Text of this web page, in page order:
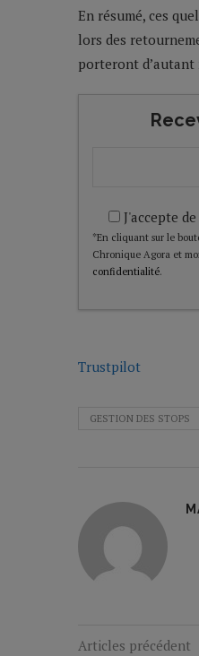
En résumé, ces
lors des
porteront d’autant
J'accepte
*En cliquant sur le
Chronique Agora et
confidentialité.
Trustpilot
GESTION DES STOPS
Articles précédent